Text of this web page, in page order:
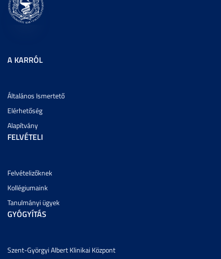
A KARRÓL
Általános Ismertető
Elérhetőség
Alapítvány
FELVÉTELI
Felvételizőknek
Kollégiumaink
Tanulmányi ügyek
GYÓGYÍTÁS
Szent-Györgyi Albert Klinikai Központ